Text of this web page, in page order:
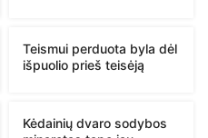
Teismui perduota byla dėl
išpuolio prieš teisėją
Kėdainių dvaro sodybos